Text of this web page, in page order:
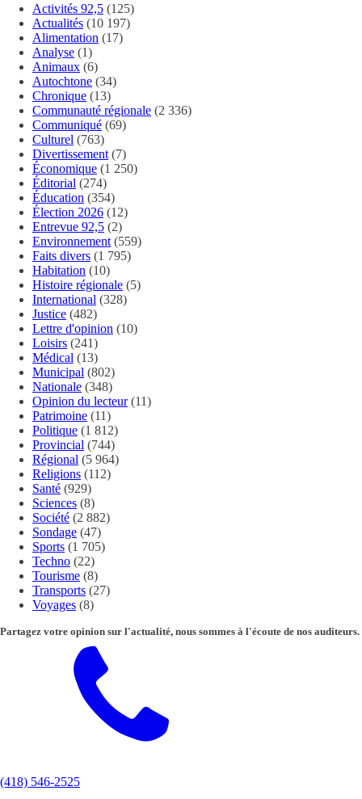
Activités 92,5 (125)
Actualités (10 197)
Alimentation (17)
Analyse (1)
Animaux (6)
Autochtone (34)
Chronique (13)
Communauté régionale (2 336)
Communiqué (69)
Culturel (763)
Divertissement (7)
Économique (1 250)
Éditorial (274)
Éducation (354)
Élection 2026 (12)
Entrevue 92,5 (2)
Environnement (559)
Faits divers (1 795)
Habitation (10)
Histoire régionale (5)
International (328)
Justice (482)
Lettre d'opinion (10)
Loisirs (241)
Médical (13)
Municipal (802)
Nationale (348)
Opinion du lecteur(11)
Patrimoine (11)
Politique (1 812)
Provincial (744)
Régional (5 964)
Religions (112)
Santé (929)
Sciences (8)
Société (2 882)
Sondage (47)
Sports (1 705)
Techno (22)
Tourisme (8)
Transports (27)
Voyages (8)
Partagez votre opinion sur l'actualité, nous sommes à l'écoute de nos auditeurs.
(418) 546-2525